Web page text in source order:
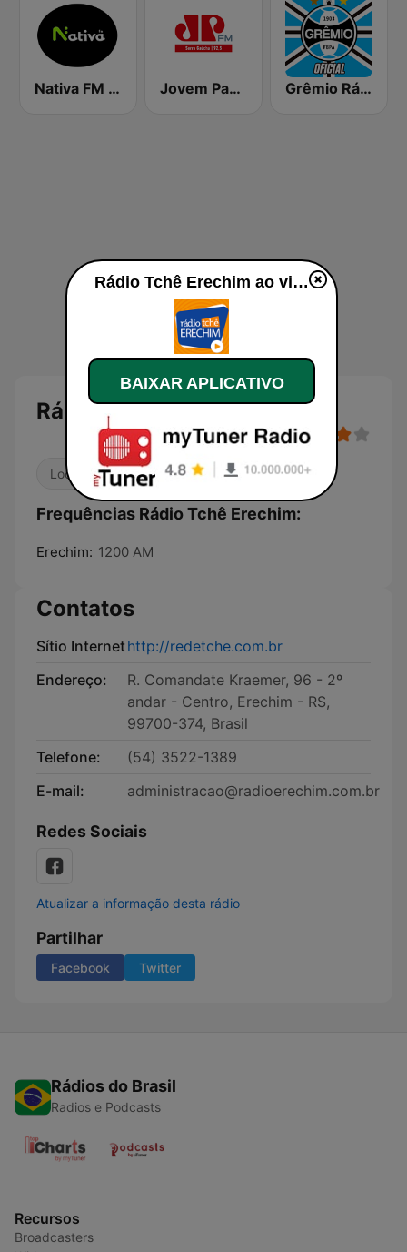
Nativa FM Alegrete Jovem Pan FM Serra Gaucha Grêmio Rádio Umbro
Rádio Tchê Erechim
Local
Frequências Rádio Tchê Erechim:
Erechim: 1200 AM
Contatos
Sítio Internethttp://redetche.com.br
Endereço:
R. Comandate Kraemer, 96 - 2º
andar - Centro, Erechim - RS,
99700-374, Brasil
Telefone:
(54) 3522-1389
E-mail:
administracao@radioerechim.com.br
Redes Sociais
Atualizar a informação desta rádio
Partilhar
Facebook Twitter
Rádios do Brasil
Radios e Podcasts
Recursos
Broadcasters
Rádio Tchê Erechim ao vivo
BAIXAR APLICATIVO